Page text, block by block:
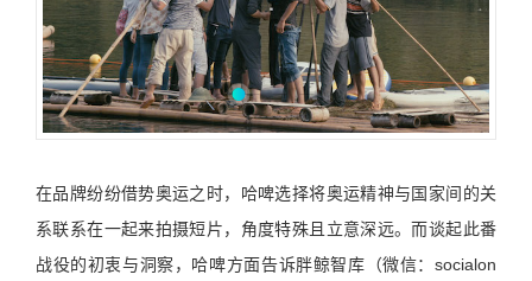
在品牌纷纷借势奥运之时，哈啤选择将奥运精神与国家间的关
系联系在一起来拍摄短片，角度特殊且立意深远。而谈起此番
战役的初衷与洞察，哈啤方面告诉胖鲸智库（微信：socialon